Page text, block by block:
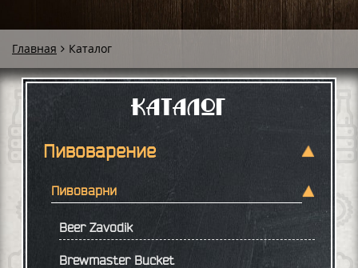
Главная Каталог
Каталог
Пивоварение
Пивоварни
Beer Zavodik
Brewmaster Bucket